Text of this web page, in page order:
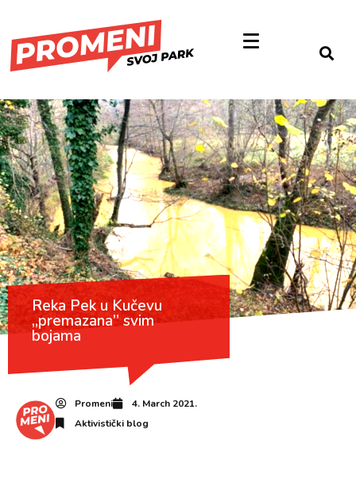
Reka Pek u Kučevu
„premazana” svim
bojama
Promeni
4. March 2021.
Aktivistički blog